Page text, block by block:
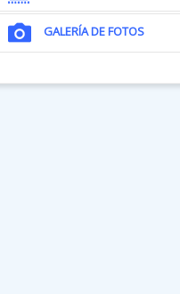
GALERÍA DE FOTOS